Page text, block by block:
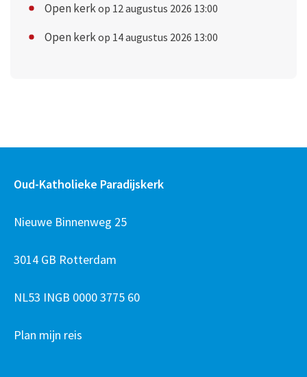
Open kerkop 12 augustus 2026 13:00
Open kerkop 14 augustus 2026 13:00
Oud-Katholieke Paradijskerk
Nieuwe Binnenweg 25
3014 GB Rotterdam
NL53 INGB 0000 3775 60
Plan mijn reis